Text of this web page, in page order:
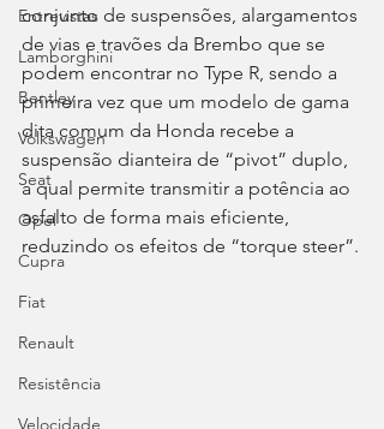
Entrevistas
Lamborghini
Bentley
Volkswagen
Seat
Opel
Cupra
Fiat
Renault
Resistência
Velocidade
conjunto de suspensões, alargamentos
de vias e travões da Brembo que se
podem encontrar no Type R, sendo a
primeira vez que um modelo de gama
dita comum da Honda recebe a
suspensão dianteira de “pivot” duplo,
a qual permite transmitir a potência ao
asfalto de forma mais eficiente,
reduzindo os efeitos de “torque steer”.